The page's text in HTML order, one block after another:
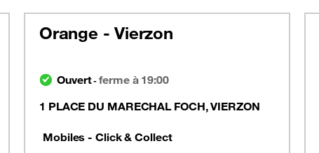
Orange - Vierzon
Ouvert-ferme à 19:00
1 PLACE DU MARECHAL FOCH, VIERZON
Mobiles - Click & Collect